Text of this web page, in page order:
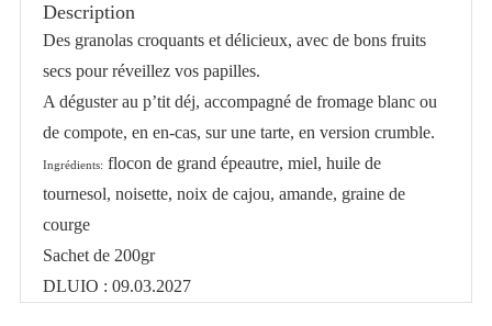
secsDescription
Des granolas croquants et délicieux, avec de bons fruits
secs pour réveillez vos papilles.
A déguster au p’tit déj, accompagné de fromage blanc ou
de compote, en en-cas, sur une tarte, en version crumble.
Ingrédients: flocon de grand épeautre, miel, huile de
tournesol, noisette, noix de cajou, amande, graine de
courge
Sachet de 200gr
DLUIO : 09.03.2027